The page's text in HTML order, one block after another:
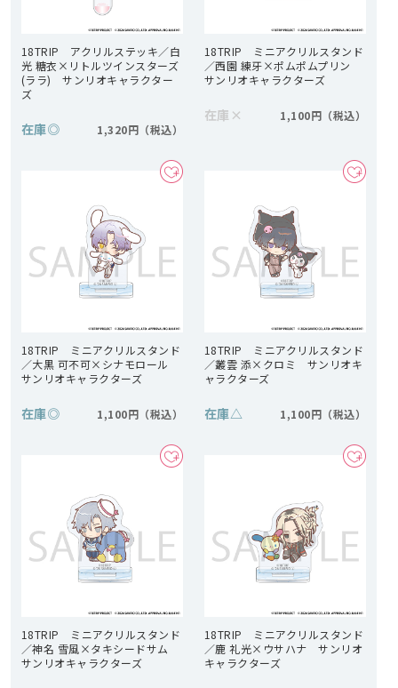
18TRIP アクリルステッキ／白
光 糖衣×リトルツインスターズ
(ララ) サンリオキャラクター
ズ
在庫◎ 1,320円
18TRIP ミニアクリルスタンド
／西園 練牙×ポムポムプリン
サンリオキャラクターズ
在庫 × 1,100円
18TRIP ミニアクリルスタンド
／大黒 可不可×シナモロール
サンリオキャラクターズ
在庫◎ 1,100円
18TRIP ミニアクリルスタンド
／叢雲 添×クロミ サンリオキ
ャラクターズ
在庫△ 1,100円
18TRIP ミニアクリルスタンド
／神名 雪風×タキシードサム
サンリオキャラクターズ
18TRIP ミニアクリルスタンド
／鹿 礼光×ウサハナ サンリオ
キャラクターズ